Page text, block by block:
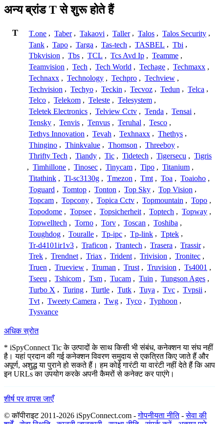
अन्य ब्रांड T से शुरू होते हैं
T T.one , Taber , Takaovi , Taller , Talos , Talos Security ,
Tank , Tapo , Targa , Tas-tech , TASBEL , Tbi ,
Tbkvision , Tbs , TCL , Tcs Avd Ip , Teamme ,
Teamvision , Tech , Tech World , Techage , Techmaxx ,
Technaxx , Technology , Techpro , Techview ,
Techvision , Techyo , Teckin , Tecvoz , Tedun , Telca ,
Telco , Telekom , Teleste , Telesystem ,
Teletek Electronics , Telview Cctv , Tenda , Tensai ,
Tensky , Tenvis , Tenvus , Teruhal , Tesco ,
Tethys Innovation , Tevah , Texhnaxx , Thethys ,
Thingino , Thinkvalue , Thomson , Threeboy ,
Thrifty Tech , Tiandy , Tic , Tidetech , Tigersecu , Tigris
, Timhillone , Tinosec , Tinycam , Tipo , Titanium ,
Titathink , Tl-sc3130g , Tmezon , Tmt , Toa , Toaioho ,
Toguard , Tomtop , Tonton , Top Sky , Top Vision ,
Topcam , Topcony , Topica Cctv , Topmountain , Topo ,
Topodome , Topsee , Topsicherheit , Toptech , Topway ,
Topwelltech , Torno , Torv , Toscan , Toshiba ,
Toughdog , Touralle , Tp-ipc , Tp-link , Tptek ,
Tr-d4101ir1v3 , Traficon , Trantech , Trasera , Trassir ,
Trek , Trendnet , Triax , Trident , Trivision , Tronitec ,
Truen , Trueview , Truman , Trust , Truvision , Ts4001 ,
Tseeu , Tshicom , Tsm , Tucam , Tuin , Tungson Ages ,
Turbo X , Turing , Turtle , Tutk , Tuya , Tvc , Tvpsii ,
Tvt , Tweety Camera , Twg , Tyco , Typhoon ,
Tysvance
अधिक स्रोत
* iSpyConnect Tic के उत्पादों के साथ किसी भी संबंध, कनेक्शन या संघ नहीं
है। यहां प्रदान की गई कनेक्शन विवरण समुदाय से एकत्रित किए जाते हैं और
अपूर्ण, अशुद्ध या पुराने हो सकते हैं। हम कोई गारंटी या वारंटी नहीं देते हैं कि आप
इन URLs का उपयोग करके अपनी कैमरों से कनेक्ट कर पाएंगे।
शीर्ष पर वापस जाएँ
© कॉपीराइट 2011-2026 iSpyConnect.com -गोपनीयता नीति-सेवा की